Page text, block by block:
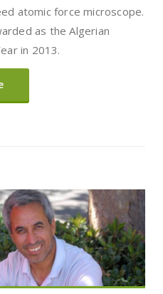
atomic force microscope.
as the Algerian
in 2013.